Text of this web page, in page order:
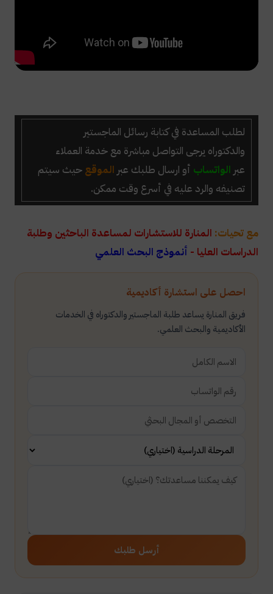
احصل على استشارة أكاديمية
فريق المنارة يساعد طلبة الماجستير والدكتوراه في الخدمات
الأكاديمية والبحث العلمي.
أرسل طلبك
لطلب المساعدة في كتابة رسائل الماجستير
والدكتوراه يرجى التواصل مباشرة مع خدمة العملاء
عبر الواتساب أو ارسال طلبك عبر الموقع حيث سيتم
تصنيفه والرد عليه في أسرع وقت ممكن.
مع تحيات: المنارة للاستشارات لمساعدة الباحثين وطلبة
الدراسات العليا - أنموذج البحث العلمي